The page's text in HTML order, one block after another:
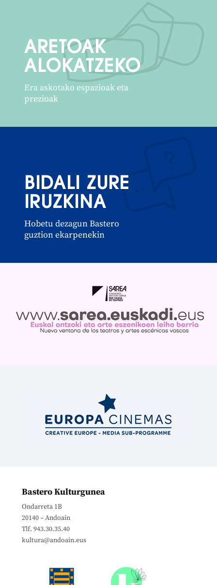
ARETOAK
ALOKATZEKO
Era askotako espazioak eta
prezioak
BIDALI ZURE
IRUZKINA
Hobetu dezagun Bastero
guztion ekarpenekin
Bastero Kulturgunea
Ondarreta 1B
20140 – Andoain
Tlf. 943.30.35.40
kultura@andoain.eus